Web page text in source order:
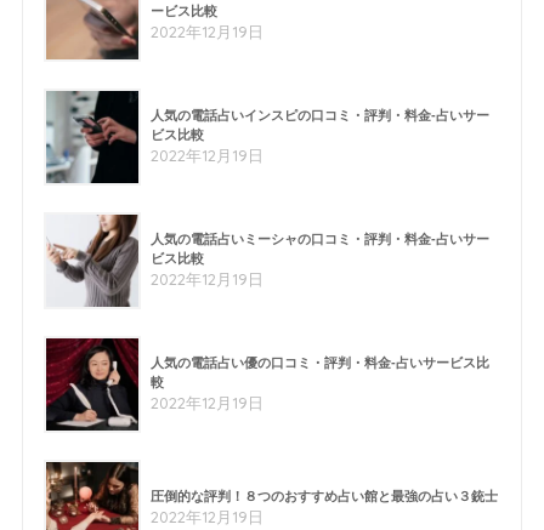
ービス比較
2022年12月19日
人気の電話占いインスピの口コミ・評判・料金-占いサー
ビス比較
2022年12月19日
人気の電話占いミーシャの口コミ・評判・料金-占いサー
ビス比較
2022年12月19日
人気の電話占い優の口コミ・評判・料金-占いサービス比
較
2022年12月19日
圧倒的な評判！８つのおすすめ占い館と最強の占い３銃士
2022年12月19日